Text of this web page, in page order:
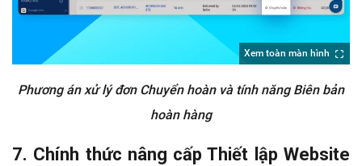
Xem toàn màn hình
Phương án xử lý đơn Chuyển hoàn và tính năng Biên bản
hoàn hàng
7. Chính thức nâng cấp Thiết lập Website